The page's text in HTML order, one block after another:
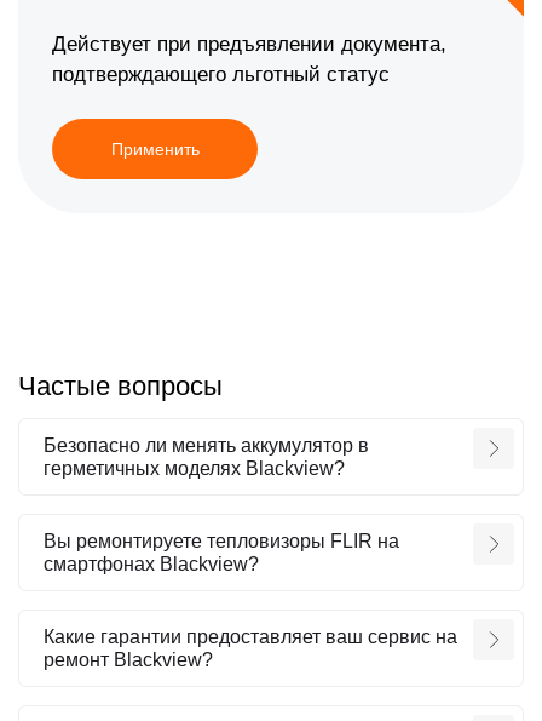
Действует при предъявлении документа,
подтверждающего льготный статус
Применить
Частые вопросы
Безопасно ли менять аккумулятор в
герметичных моделях Blackview?
Вы ремонтируете тепловизоры FLIR на
смартфонах Blackview?
Какие гарантии предоставляет ваш сервис на
ремонт Blackview?